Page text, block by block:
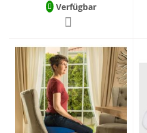
Verfügbar